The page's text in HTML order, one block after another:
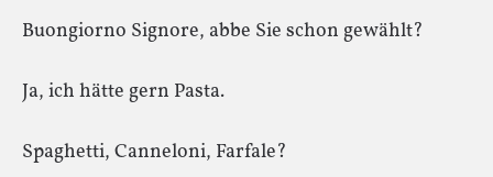
Buongiorno Signore, abbe Sie schon gewählt?
Ja, ich hätte gern Pasta.
Spaghetti, Canneloni, Farfale?